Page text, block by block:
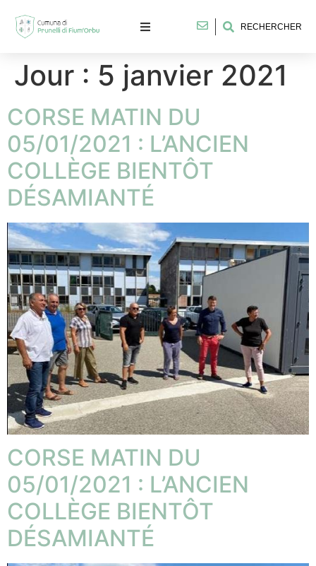
RECHERCHER
Jour : 5 janvier 2021
CORSE MATIN DU
05/01/2021 : L’ANCIEN
COLLÈGE BIENTÔT
DÉSAMIANTÉ
CORSE MATIN DU
05/01/2021 : L’ANCIEN
COLLÈGE BIENTÔT
DÉSAMIANTÉ